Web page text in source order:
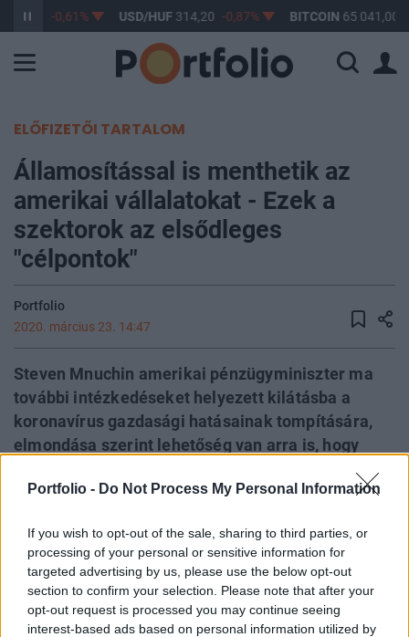
Portfolio - Do Not Process My Personal Information
If you wish to opt-out of the sale, sharing to third parties, or
processing of your personal or sensitive information for
targeted advertising by us, please use the below opt-out
section to confirm your selection. Please note that after your
opt-out request is processed you may continue seeing
interest-based ads based on personal information utilized by
363,17 -0,61% USD/HUF314,20 -0,87% BITCOIN 65 041,00
ELŐFIZETŐI TARTALOM
Államosítással is menthetik az
amerikai vállalatokat - Ezek a
szektorok az elsődleges
"célpontok"
Portfolio
2020. március 23. 14:47
Steven Mnuchin amerikai pénzügyminiszter ma
további intézkedéseket helyezett kilátásba a
koronavírus gazdasági hatásainak tompítására,
elmondása szerint lehetőség van arra is, hogy
részvénytársaságokban szerezzen részesedést az
állam. Ez nem példa nélküli az amerikai vállalatok
kértek eddig állami segítséget, gyanítható, hogy
kik lesznek az intézkedés elsődleges célpontjai.
A Fed mai lépése után megszólalt Steven Mnuchin
amerikai pénzügyminiszter, aki arról beszélt, hogy